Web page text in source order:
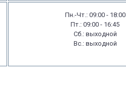
Пн.-Чт.: 09:00 - 18:00
Пт.: 09:00 - 16:45
Сб.: выходной
Вс.: выходной